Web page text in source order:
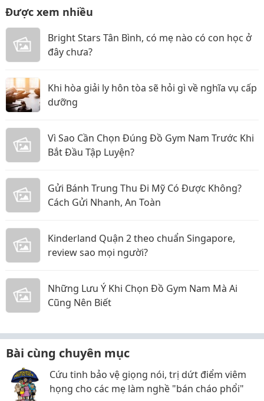
Được xem nhiều
Bright Stars Tân Bình, có mẹ nào có con học ở
đây chưa?
Khi hòa giải ly hôn tòa sẽ hỏi gì về nghĩa vụ cấp
dưỡng
Vì Sao Cần Chọn Đúng Đồ Gym Nam Trước Khi
Bắt Đầu Tập Luyện?
Gửi Bánh Trung Thu Đi Mỹ Có Được Không?
Cách Gửi Nhanh, An Toàn
Kinderland Quận 2 theo chuẩn Singapore,
review sao mọi người?
Những Lưu Ý Khi Chọn Đồ Gym Nam Mà Ai
Cũng Nên Biết
Bài cùng chuyên mục
Cứu tinh bảo vệ giọng nói, trị dứt điểm viêm
họng cho các mẹ làm nghề "bán cháo phổi"